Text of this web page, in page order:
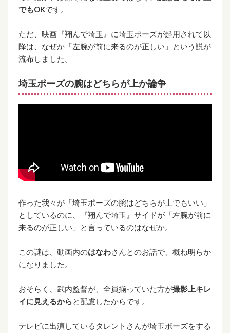
でもOKです。
ただ、映画『翔んで埼玉』に埼玉ポーズが起用されて以
降は、なぜか「左腕が前に来るのが正しい」という説が
流布しました。
埼玉ポーズの腕はどちらが上か論争
作った我々が「埼玉ポーズの腕はどちらが上でもいい」
としているのに、『翔んで埼玉』サイドが「左腕が前に
来るのが正しい」と言っているのはなぜか。
この謎は、動画内のはなわさんとのお話で、概ね明らか
になりました。
おそらく、武内監督が、全員揃っていた方が撮影上キレ
イに見えるからと配慮したからです。
テレビに出演しているタレントさんが埼玉ポーズをする